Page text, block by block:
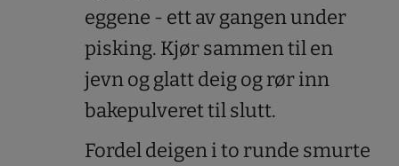
eggene - ett av gangen under
pisking. Kjør sammen til en
jevn og glatt deig og rør inn
bakepulveret til slutt.
Fordel deigen i to runde smurte